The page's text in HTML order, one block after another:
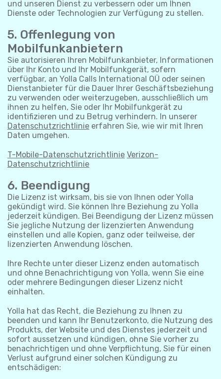
und unseren Dienst zu verbessern oder um Ihnen
Dienste oder Technologien zur Verfügung zu stellen.
5. Offenlegung von
Mobilfunkanbietern
Sie autorisieren Ihren Mobilfunkanbieter, Informationen
über Ihr Konto und Ihr Mobilfunkgerät, sofern
verfügbar, an Yolla Calls International OÜ oder seinen
Dienstanbieter für die Dauer Ihrer Geschäftsbeziehung
zu verwenden oder weiterzugeben, ausschließlich um
ihnen zu helfen, Sie oder Ihr Mobilfunkgerät zu
identifizieren und zu Betrug verhindern. In unserer
Datenschutzrichtlinie erfahren Sie, wie wir mit Ihren
Daten umgehen.
T-Mobile-Datenschutzrichtlinie Verizon-
Datenschutzrichtlinie
6. Beendigung
Die Lizenz ist wirksam, bis sie von Ihnen oder Yolla
gekündigt wird. Sie können Ihre Beziehung zu Yolla
jederzeit kündigen. Bei Beendigung der Lizenz müssen
Sie jegliche Nutzung der lizenzierten Anwendung
einstellen und alle Kopien, ganz oder teilweise, der
lizenzierten Anwendung löschen.
Ihre Rechte unter dieser Lizenz enden automatisch
und ohne Benachrichtigung von Yolla, wenn Sie eine
oder mehrere Bedingungen dieser Lizenz nicht
einhalten.
Yolla hat das Recht, die Beziehung zu Ihnen zu
beenden und kann Ihr Benutzerkonto, die Nutzung des
Produkts, der Website und des Dienstes jederzeit und
sofort aussetzen und kündigen, ohne Sie vorher zu
benachrichtigen und ohne Verpflichtung, Sie für einen
Verlust aufgrund einer solchen Kündigung zu
entschädigen: